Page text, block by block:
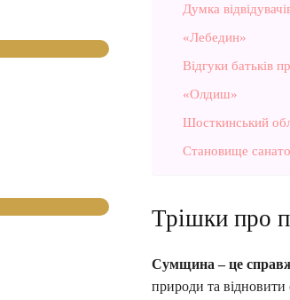
Думка
«Лебедин»
Відгуки батьків
«Олдиш»
Шосткинський
Становище
Трішки про
Сумщина – це
природи та